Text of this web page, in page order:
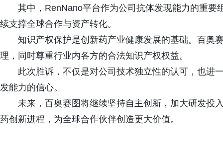
其中，RenNano平台作为公司抗体发现能力的重
续支撑全球合作与资产转化。
知识产权保护是创新药产业健康发展的基础。百奥
理，同时尊重行业内各方的合法知识产权权益。
此次胜诉，不仅是对公司技术独立性的认可，也进
发能力的信心。
未来，百奥赛图将继续坚持自主创新，加大研发投
药创新进程，为全球合作伙伴创造更大价值。